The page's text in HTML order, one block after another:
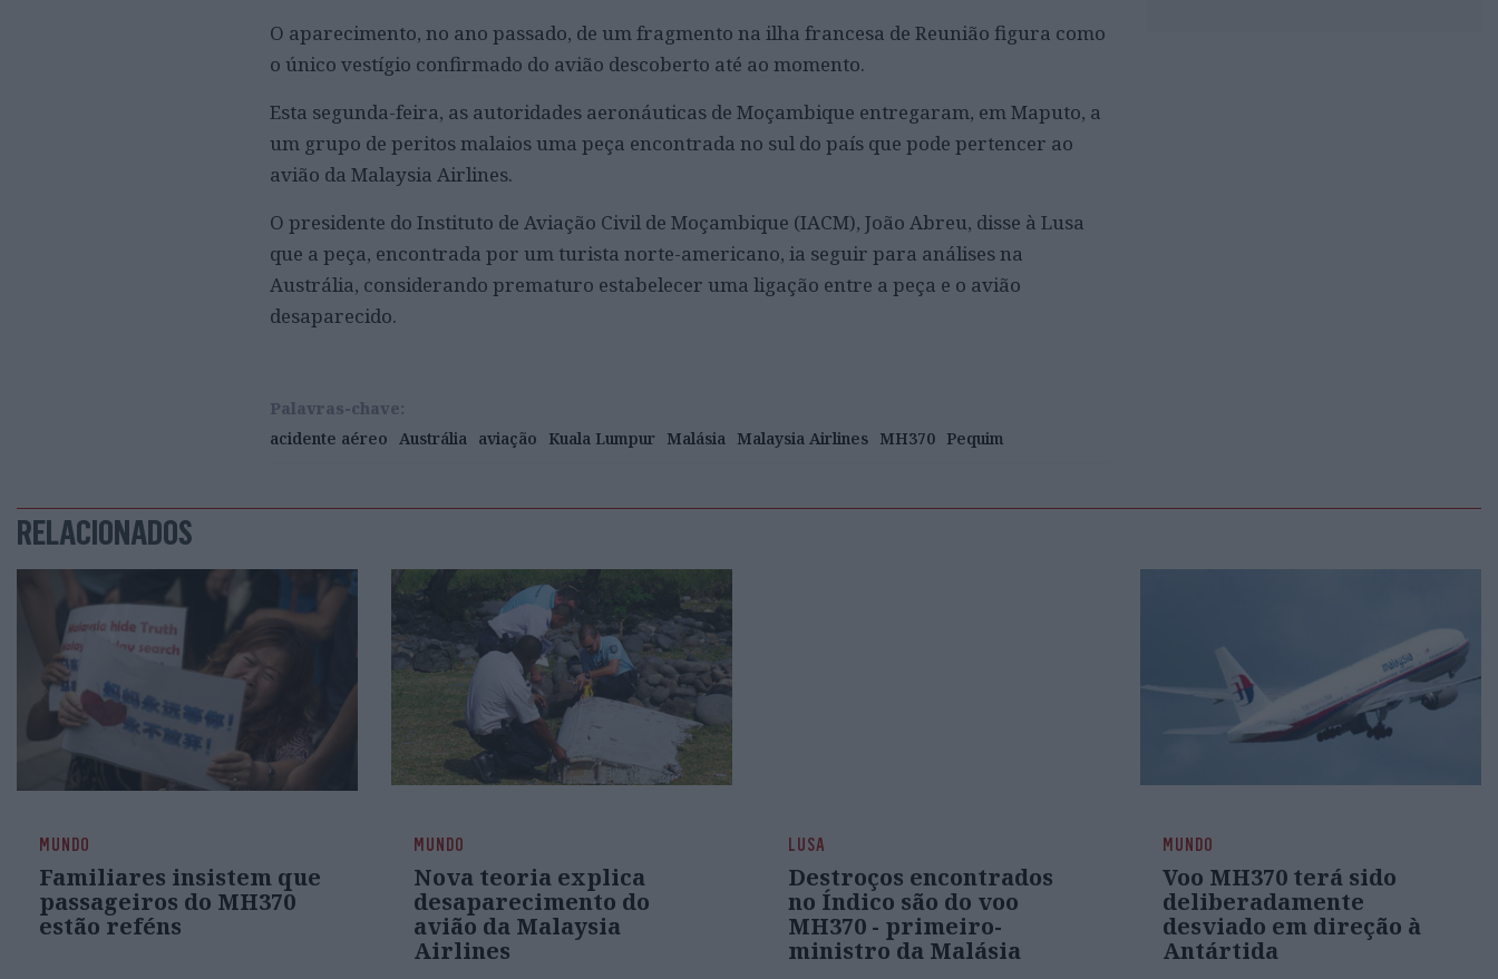
O aparecimento, no ano passado, de um fragmento na ilha francesa de Reunião figura como
o único vestígio confirmado do avião descoberto até ao momento.
Esta segunda-feira, as autoridades aeronáuticas de Moçambique entregaram, em Maputo, a
um grupo de peritos malaios uma peça encontrada no sul do país que pode pertencer ao
avião da Malaysia Airlines.
O presidente do Instituto de Aviação Civil de Moçambique (IACM), João Abreu, disse à Lusa
que a peça, encontrada por um turista norte-americano, ia seguir para análises na
Austrália, considerando prematuro estabelecer uma ligação entre a peça e o avião
desaparecido.
Palavras-chave:
acidente aéreo Austrália aviação Kuala Lumpur Malásia Malaysia Airlines MH370 Pequim
RELACIONADOS
MUNDO
Familiares insistem que
passageiros do MH370
estão reféns
MUNDO
Nova teoria explica
desaparecimento do
avião da Malaysia
Airlines
LUSA
Destroços encontrados
no Índico são do voo
MH370 - primeiro-
ministro da Malásia
MUNDO
Voo MH370 terá sido
deliberadamente
desviado em direção à
Antártida